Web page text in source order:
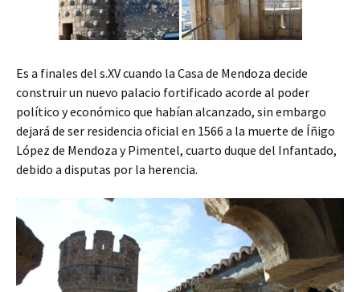
Es a finales del s.XV cuando la Casa de Mendoza decide
construir un nuevo palacio fortificado acorde al poder
político y económico que habían alcanzado, sin embargo
dejará de ser residencia oficial en 1566 a la muerte de Íñigo
López de Mendoza y Pimentel, cuarto duque del Infantado,
debido a disputas por la herencia.